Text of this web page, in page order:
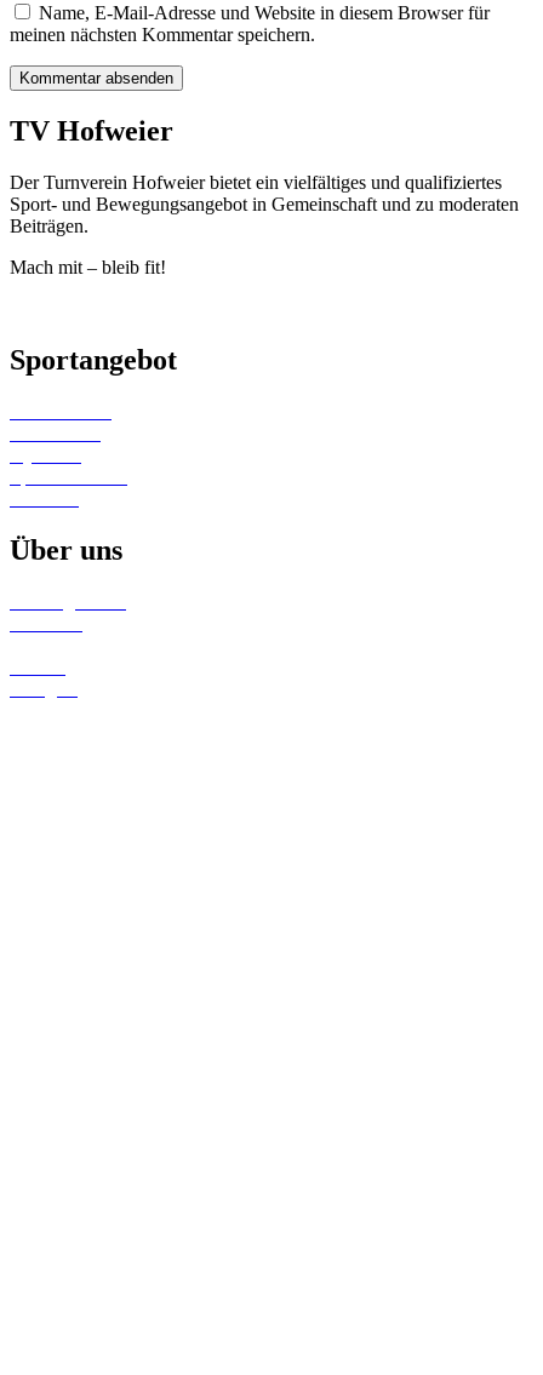
Name, E-Mail-Adresse und Website in diesem Browser für
meinen nächsten Kommentar speichern.
TV Hofweier
Der Turnverein Hofweier bietet ein vielfältiges und qualifiziertes
Sport- und Bewegungsangebot in Gemeinschaft und zu moderaten
Beiträgen.
Mach mit – bleib fit!
Sportangebot
Über uns